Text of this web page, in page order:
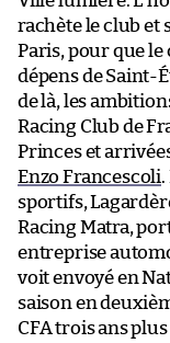
rachète le club et
Paris, pour que le
dépens de Saint-
de là, les
Racing Club de
Princes et
Enzo Francescoli
sportifs,
Racing Matra,
entreprise
voit envoyé en
saison en
CFA trois ans